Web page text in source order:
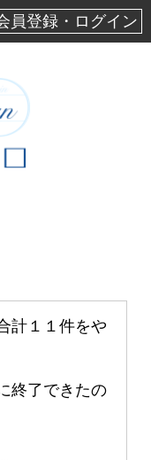
員登録・ログイン
計１１件をや
終了できたの